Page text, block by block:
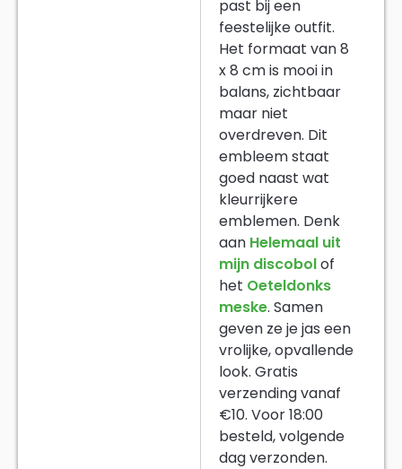
past bij een
feestelijke outfit.
Het formaat van 8
x 8 cm is mooi in
balans, zichtbaar
maar niet
overdreven. Dit
embleem staat
goed naast wat
kleurrijkere
emblemen. Denk
aan Helemaal uit
mijn discobolof
het Oeteldonks
meske. Samen
geven ze je jas een
vrolijke, opvallende
look. Gratis
verzending vanaf
€10. Voor 18:00
besteld, volgende
dag verzonden.